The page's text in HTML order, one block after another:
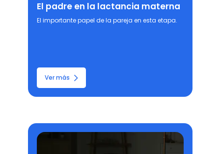
El padre en la lactancia materna
El importante papel de la pareja en esta etapa.
Ver más